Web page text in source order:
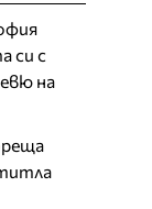
си с
на